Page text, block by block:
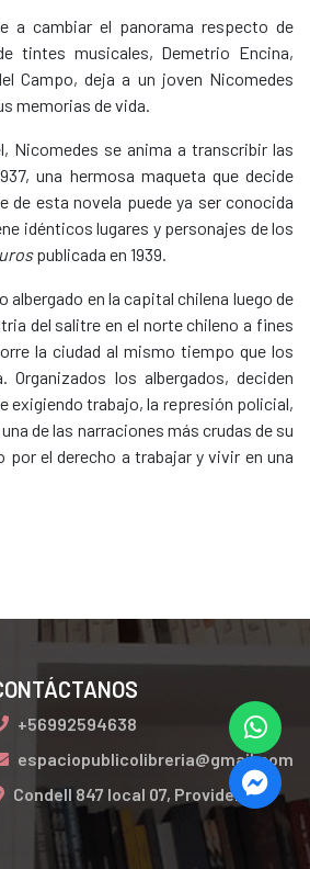
a cambiar el panorama respecto de
tintes musicales, Demetrio Encina,
Campo, deja a un joven Nicomedes
memorias de vida.
Nicomedes se anima a transcribir las
una hermosa maqueta que decide
de esta novela puede ya ser conocida
idénticos lugares y personajes de los
publicada en 1939.
en la capital chilena luego de
del salitre en el norte chileno a fines
la ciudad al mismo tiempo que los
los albergados, deciden
exigiendo trabajo, la represión policial,
de las narraciones más crudas de su
el derecho a trabajar y vivir en una
+56992594638
espaciopublicolibreria@gmail.com
Condell 847 local 07, Providencia